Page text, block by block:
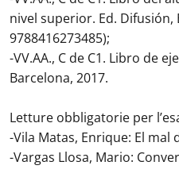
nivel superior. Ed. Difusión,
9788416273485);
-VV.AA., C de C1. Libro de
Barcelona, 2017.
Letture obbligatorie per
-Vila Matas, Enrique: El mal
-Vargas Llosa, Mario: